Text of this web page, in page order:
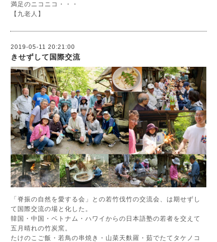
満足のニコニコ・・・
【九老人】
2019-05-11 20:21:00
きせずして国際交流
「脊振の自然を愛する会」との若竹伐竹の交流会、は期せずし
て国際交流の場と化した。
韓国・中国・ベトナム・ハワイからの日本語塾の若者を交えて
五月晴れの竹炭窯。
たけのこご飯・若鳥の串焼き・山菜天麩羅・茹でたてタケノコ